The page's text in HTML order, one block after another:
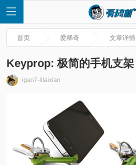
首页 爱稀奇 文章详情
Keyprop: 极简的手机支架
igao7-litaixian